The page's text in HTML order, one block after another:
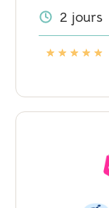
2 jours
★ ★ ★ ★ ★